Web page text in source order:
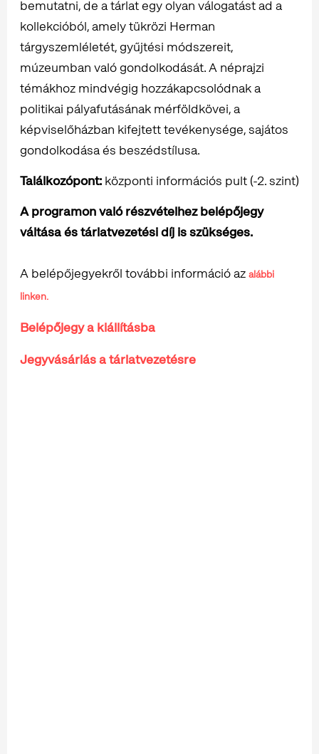
bemutatni, de a tárlat egy olyan válogatást ad a
kollekcióból, amely tükrözi Herman
tárgyszemléletét, gyűjtési módszereit,
múzeumban való gondolkodását. A néprajzi
témákhoz mindvégig hozzákapcsolódnak a
politikai pályafutásának mérföldkövei, a
képviselőházban kifejtett tevékenysége, sajátos
gondolkodása és beszédstílusa.
Találkozópont: központi információs pult (-2. szint)
A programon való részvételhez belépőjegy
váltása és tárlatvezetési díj is szükséges.
A belépőjegyekről további információ az alábbi
linken.
Belépőjegy a kiállításba
Jegyvásárlás a tárlatvezetésre